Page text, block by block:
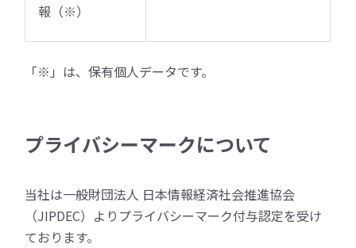
報（※）
「※」は、保有個人データです。
プライバシーマークについて
当社は一般財団法人 日本情報経済社会推進協会
（JIPDEC）よりプライバシーマーク付与認定を受け
ております。